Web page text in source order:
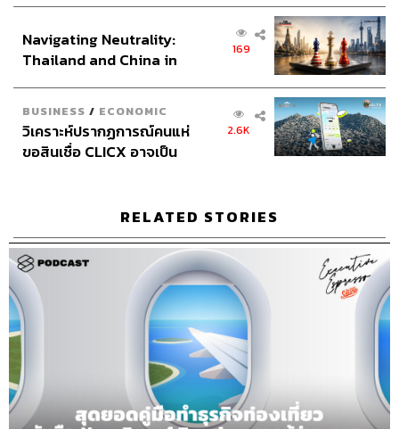
กุล, ธิติกร ลิ้มทองมณี, วิมลณัฐ พรศิริอนันต์
Archive Officer ชริน จำปาวัน
TAGS: เคน นครินทร์ นครินทร์ วนกิจไพบูลย์
Podcast
ABOUT THE HOST
อินโดนีเซีย
Navigating Neutrality:
Thailand and China in
169
BUSINESS / ECONOMIC
วิเคราะห์ปรากฏการณ์คนแห่
ขอสินเชื่อ CLICX อาจเป็น
2.6K
RELATED STORIES